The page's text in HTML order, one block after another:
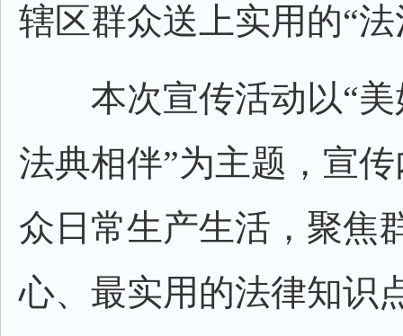
辖区群众送上实用的“
本次宣传活动以“美
法典相伴”为主题，宣
众日常生产生活，聚焦
心、最实用的法律知识